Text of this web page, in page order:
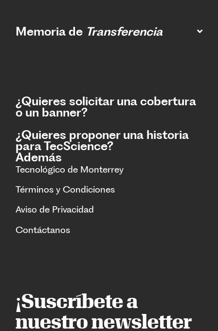
Memoria de Transferencia
¿Quieres solicitar una cobertura
o un banner?
¿Quieres proponer una historia
para TecScience?
Además
Tecnológico de Monterrey
Términos y Condiciones
Aviso de Privacidad
Contáctanos
¡Suscríbete a
nuestro newsletter